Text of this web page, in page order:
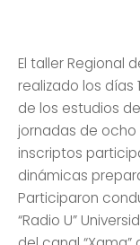
El taller Regional
realizado los días
de los estudios de
jornadas de ocho
inscriptos
dinámicas
Participaron
“Radio U”